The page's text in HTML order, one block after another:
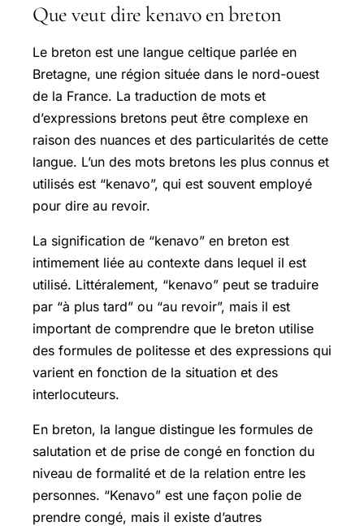
Que veut dire kenavo en breton
Le breton est une langue celtique parlée en
Bretagne, une région située dans le nord-ouest
de la France. La traduction de mots et
d’expressions bretons peut être complexe en
raison des nuances et des particularités de cette
langue. L’un des mots bretons les plus connus et
utilisés est “kenavo”, qui est souvent employé
pour dire au revoir.
La signification de “kenavo” en breton est
intimement liée au contexte dans lequel il est
utilisé. Littéralement, “kenavo” peut se traduire
par “à plus tard” ou “au revoir”, mais il est
important de comprendre que le breton utilise
des formules de politesse et des expressions qui
varient en fonction de la situation et des
interlocuteurs.
En breton, la langue distingue les formules de
salutation et de prise de congé en fonction du
niveau de formalité et de la relation entre les
personnes. “Kenavo” est une façon polie de
prendre congé, mais il existe d’autres